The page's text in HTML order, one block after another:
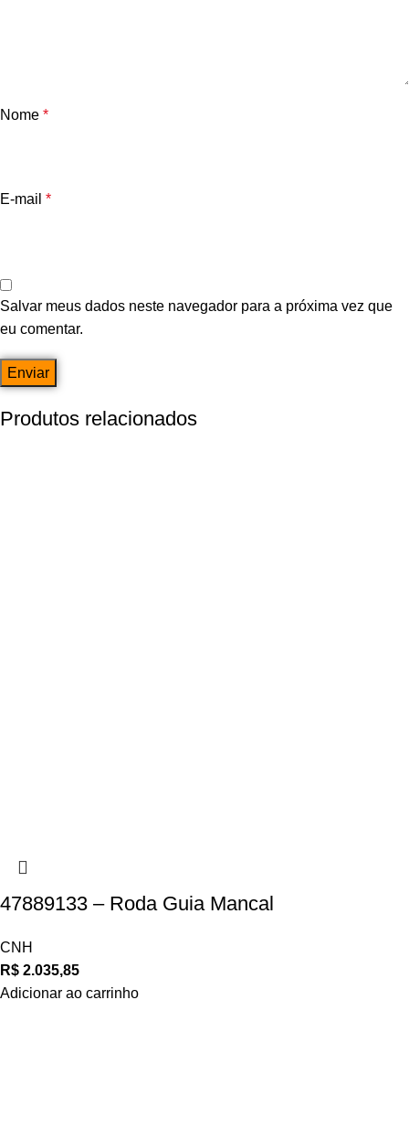
Nome *
E-mail *
Salvar meus dados neste navegador para a próxima vez que
eu comentar.
Produtos relacionados
47889133 – Roda Guia Mancal
CNH
R$ 2.035,85
Adicionar ao carrinho